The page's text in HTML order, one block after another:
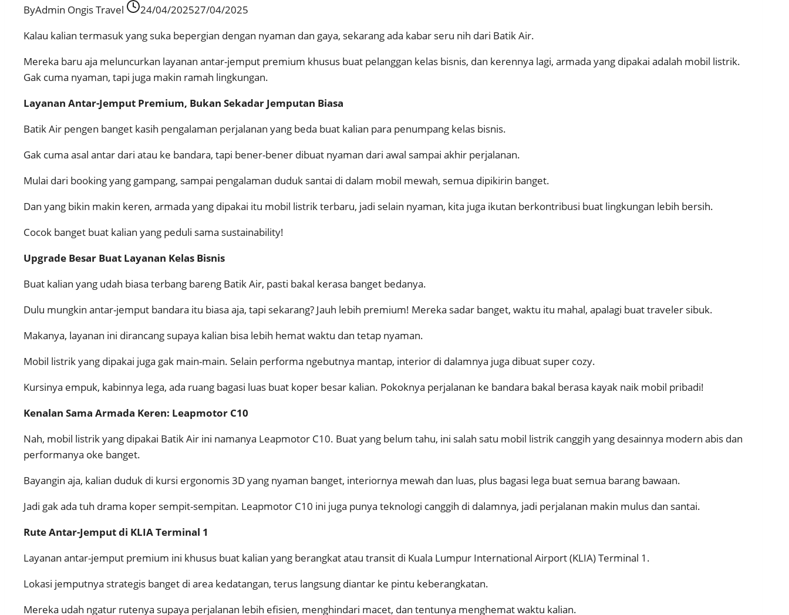
ByAdmin Ongis Travel 24/04/202527/04/2025
Kalau kalian termasuk yang suka bepergian dengan nyaman dan gaya, sekarang ada kabar seru nih dari Batik Air.
Mereka baru aja meluncurkan layanan antar-jemput premium khusus buat pelanggan kelas bisnis, dan kerennya lagi, armada yang dipakai adalah mobil listrik.
Gak cuma nyaman, tapi juga makin ramah lingkungan.
Layanan Antar-Jemput Premium, Bukan Sekadar Jemputan Biasa
Batik Air pengen banget kasih pengalaman perjalanan yang beda buat kalian para penumpang kelas bisnis.
Gak cuma asal antar dari atau ke bandara, tapi bener-bener dibuat nyaman dari awal sampai akhir perjalanan.
Mulai dari booking yang gampang, sampai pengalaman duduk santai di dalam mobil mewah, semua dipikirin banget.
Dan yang bikin makin keren, armada yang dipakai itu mobil listrik terbaru, jadi selain nyaman, kita juga ikutan berkontribusi buat lingkungan lebih bersih.
Cocok banget buat kalian yang peduli sama sustainability!
Upgrade Besar Buat Layanan Kelas Bisnis
Buat kalian yang udah biasa terbang bareng Batik Air, pasti bakal kerasa banget bedanya.
Dulu mungkin antar-jemput bandara itu biasa aja, tapi sekarang? Jauh lebih premium! Mereka sadar banget, waktu itu mahal, apalagi buat traveler sibuk.
Makanya, layanan ini dirancang supaya kalian bisa lebih hemat waktu dan tetap nyaman.
Mobil listrik yang dipakai juga gak main-main. Selain performa ngebutnya mantap, interior di dalamnya juga dibuat super cozy.
Kursinya empuk, kabinnya lega, ada ruang bagasi luas buat koper besar kalian. Pokoknya perjalanan ke bandara bakal berasa kayak naik mobil pribadi!
Kenalan Sama Armada Keren: Leapmotor C10
Nah, mobil listrik yang dipakai Batik Air ini namanya Leapmotor C10. Buat yang belum tahu, ini salah satu mobil listrik canggih yang desainnya modern abis dan
performanya oke banget.
Bayangin aja, kalian duduk di kursi ergonomis 3D yang nyaman banget, interiornya mewah dan luas, plus bagasi lega buat semua barang bawaan.
Jadi gak ada tuh drama koper sempit-sempitan. Leapmotor C10 ini juga punya teknologi canggih di dalamnya, jadi perjalanan makin mulus dan santai.
Rute Antar-Jemput di KLIA Terminal 1
Layanan antar-jemput premium ini khusus buat kalian yang berangkat atau transit di Kuala Lumpur International Airport (KLIA) Terminal 1.
Lokasi jemputnya strategis banget di area kedatangan, terus langsung diantar ke pintu keberangkatan.
Mereka udah ngatur rutenya supaya perjalanan lebih efisien, menghindari macet, dan tentunya menghemat waktu kalian.